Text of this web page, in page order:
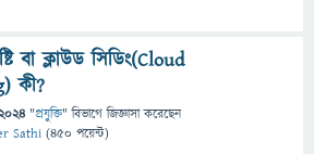
বা ক্লাউড সিডিং(Cloud
কী?
"প্রযুক্তি" বিভাগে জিজ্ঞাসাকরেছেন
Sathi (450 পয়েন্ট)